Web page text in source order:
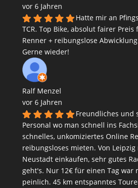
vor 6 Jahren
Hatte mir an
TCR. Top Bike, absolut fairer
Renner + reibungslose
Gerne wieder!
Ralf Menzel
vor 6 Jahren
Freundliches und
Personal wo man schnell ins
schnelles, unkomiziertes Online
reibungsloses mieten. Von
Neustadt einkaufen, sehr gutes
geht's. Nur 12€ für einen Tag war
peinlich. 45 km entspanntes